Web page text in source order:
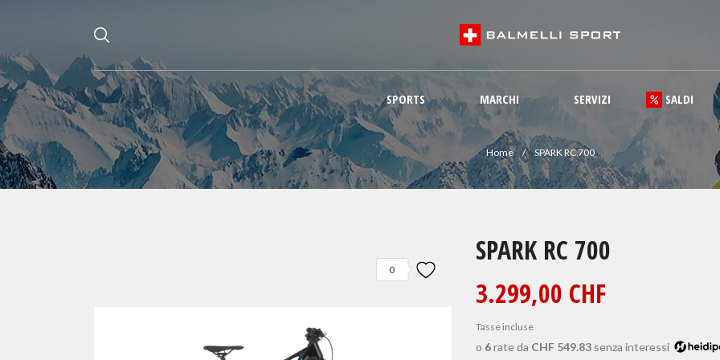
SPORTS MARCHI SERVIZI SALDI
Home SPARK RC 700
0
SPARK RC 700
3.299,00 CHF
Tasse incluse
o 6rate da CHF 549.83 senza interessi